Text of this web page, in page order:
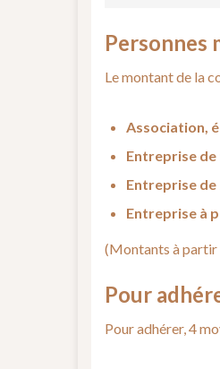
Personnes
Le montant de la
Association,
Entreprise de
Entreprise de
Entreprise à
(Montants à partir
Pour
Pour adhérer, 4